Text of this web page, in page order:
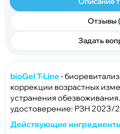
Отзывы
Задать
bioGel T-Line -
коррекции возрастных
устранения
удостоверение: РЗН 2023/
Действующие